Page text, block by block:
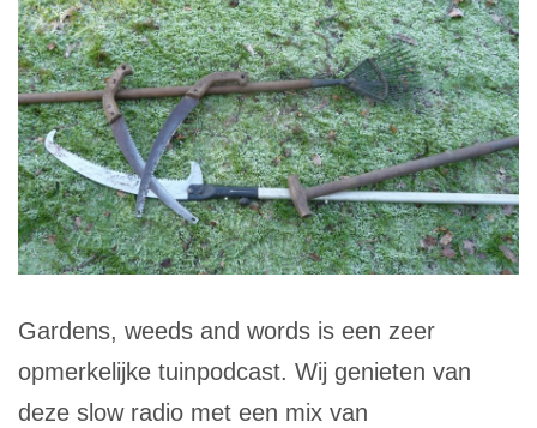
Gardens, weeds and words is een zeer
opmerkelijke tuinpodcast. Wij genieten van
deze slow radio met een mix van